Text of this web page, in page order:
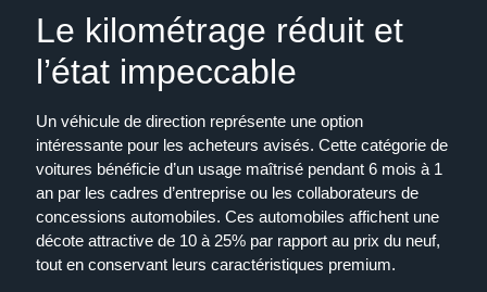
Le kilométrage réduit et
l’état impeccable
Un véhicule de direction représente une option
intéressante pour les acheteurs avisés. Cette catégorie de
voitures bénéficie d’un usage maîtrisé pendant 6 mois à 1
an par les cadres d’entreprise ou les collaborateurs de
concessions automobiles. Ces automobiles affichent une
décote attractive de 10 à 25% par rapport au prix du neuf,
tout en conservant leurs caractéristiques premium.